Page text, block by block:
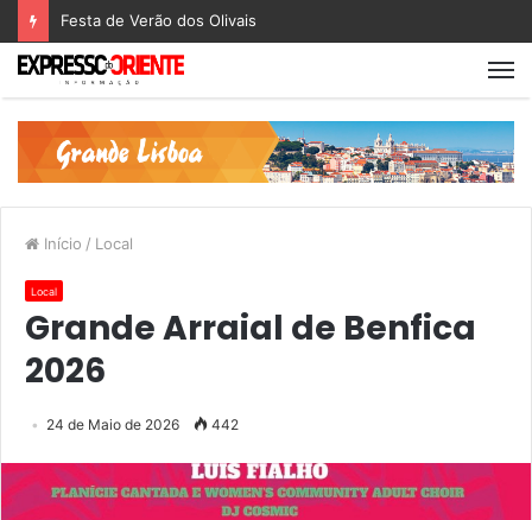
Festa de Verão dos Olivais
Início / Local
Local
Grande Arraial de Benfica
2026
24 de Maio de 2026 442